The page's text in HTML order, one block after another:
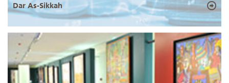
Dar As-Sikkah